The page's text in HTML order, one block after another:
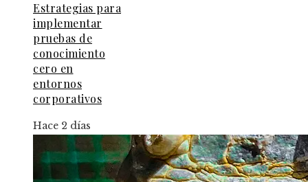
Estrategias para
implementar
pruebas de
conocimiento
cero en
entornos
corporativos
Hace 2 días